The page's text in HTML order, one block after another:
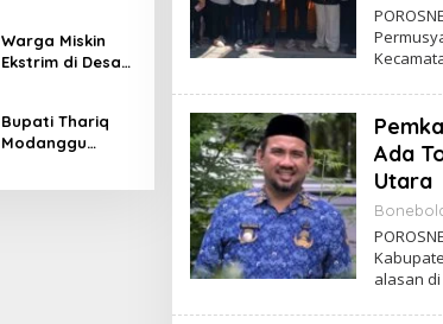
Memperkenalka
n Jakestra
Warga Miskin
Ekstrim di Desa
Rumah
Sejahtera
Bupati Thariq
Modanggu
Ada
Utara
alasan di